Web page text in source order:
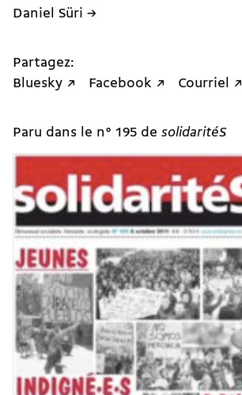
Daniel Süri →
Partagez:
Bluesky ↗
Facebook ↗ Courriel ↗
Paru dans le n° 195 de solidaritéS